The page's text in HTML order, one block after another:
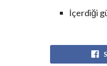
İçerdiği